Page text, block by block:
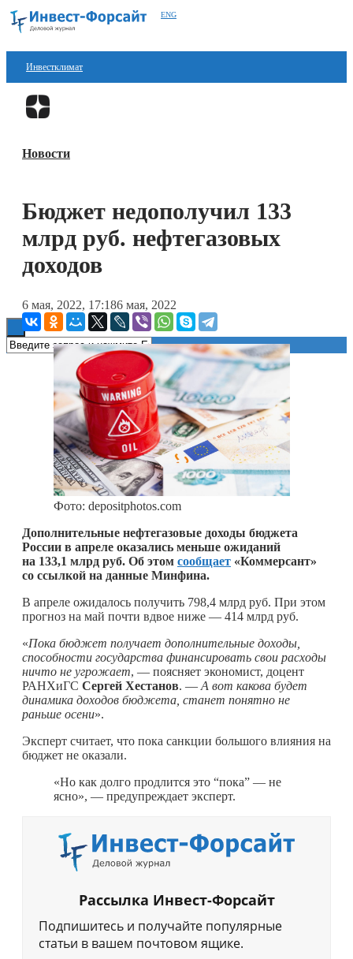
ENG
Инвестклимат
Финансы
Блокчейн
Технологии
Новости
Бюджет недополучил 133
млрд руб. нефтегазовых
доходов
6 мая, 2022, 17:186 мая, 2022
Фото: depositphotos.com
Дополнительные нефтегазовые доходы бюджета
России в апреле оказались меньше ожиданий
на 133,1 млрд руб. Об этом сообщает «Коммерсант»
со ссылкой на данные Минфина.
В апреле ожидалось получить 798,4 млрд руб. При этом
прогноз на май почти вдвое ниже — 414 млрд руб.
«Пока бюджет получает дополнительные доходы,
способности государства финансировать свои расходы
ничто не угрожает, — поясняет экономист, доцент
РАНХиГС Сергей Хестанов. — А вот какова будет
динамика доходов бюджета, станет понятно не
раньше осени».
Эксперт считает, что пока санкции большого влияния на
бюджет не оказали.
«Но как долго продлится это “пока” — не
ясно», — предупреждает эксперт.
Рассылка Инвест-Форсайт
Подпишитесь и получайте популярные
статьи в вашем почтовом ящике.